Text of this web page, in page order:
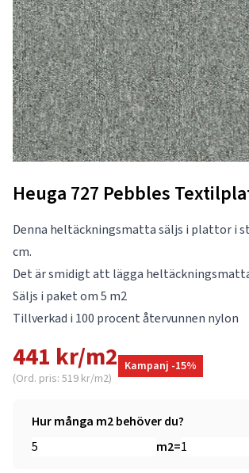
Heuga 727 Pebbles
Denna heltäckningsmatta säljs i plattor i
cm.
Det är smidigt att lägga
Säljs i paket om 5 m2
Tillverkad i 100 procent återvunnen nylon
441 kr/m2
(Ord. pris: 519 kr/m2)
Kampanj -15%
Hur många m2 behöver du?
m2=